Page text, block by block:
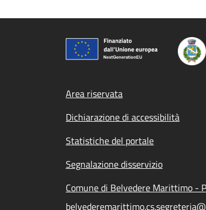
Footer menu
Area riservata
Dichiarazione di accessibilità
Statistiche del portale
Segnalazione disservizio
Comune di Belvedere Marittimo -